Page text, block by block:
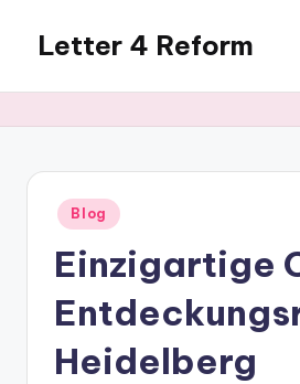
content
Letter 4 Reform
revealing
topics
Posted
in
Blog
Einzigartige
Heidelberg